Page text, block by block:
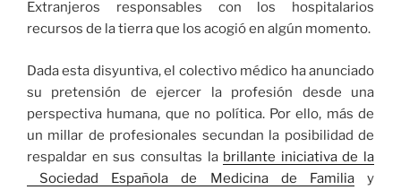
Extranjeros responsables con los hospitalarios
recursos de la tierra que los acogió en algún momento.
Dada esta disyuntiva, el colectivo médico ha anunciado
su pretensión de ejercer la profesión desde una
perspectiva humana, que no política. Por ello, más de
un millar de profesionales secundan la posibilidad de
respaldar en sus consultas la brillante iniciativa de la
Sociedad Española de Medicina de Familiay